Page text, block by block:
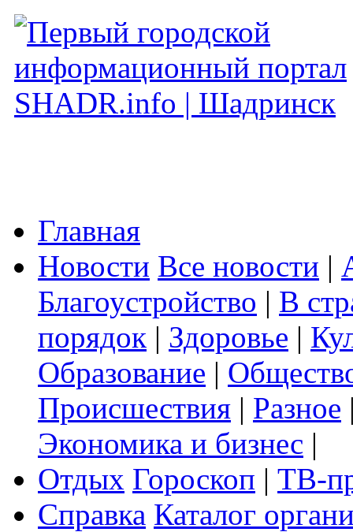
Главная
Новости Все новости |
Благоустройство | В
порядок | Здоровье |
Образование |
Происшествия | Разное
Экономика и бизнес |
Отдых Гороскоп | ТВ-
Справка Каталог